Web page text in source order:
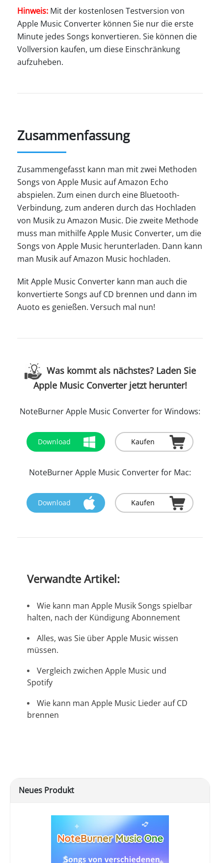
Hinweis: Mit der kostenlosen Testversion von
Apple Music Converter können Sie nur die erste
Minute jedes Songs konvertieren. Sie können die
Vollversion kaufen, um diese Einschränkung
aufzuheben.
Zusammenfassung
Zusammengefasst kann man mit zwei Methoden
Songs von Apple Music auf Amazon Echo
abspielen. Zum einen durch eine Bluetooth-
Verbindung, zum anderen durch das Hochladen
von Musik zu Amazon Music. Die zweite Methode
muss man mithilfe Apple Music Converter, um die
Songs von Apple Music herunterladen. Dann kann
man Musik auf Amazon Music hochladen.
Mit Apple Music Converter kann man auch die
konvertierte Songs auf CD brennen und dann im
Auoto es genießen. Versuch mal nun!
Was kommt als nächstes? Laden Sie
Apple Music Converter jetzt herunter!
NoteBurner Apple Music Converter for Windows:
Download Kaufen
NoteBurner Apple Music Converter for Mac:
Download Kaufen
Verwandte Artikel:
Wie kann man Apple Musik Songs spielbar
halten, nach der Kündigung Abonnement
Alles, was Sie über Apple Music wissen
müssen.
Vergleich zwichen Apple Music und
Spotify
Wie kann man Apple Music Lieder auf CD
brennen
Neues Produkt